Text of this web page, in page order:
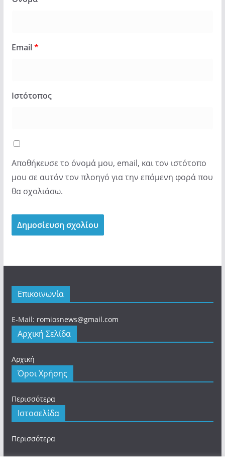
Email*
Ιστότοπος
Αποθήκευσε το όνομά μου, email, και τον ιστότοπο
μου σε αυτόν τον πλοηγό για την επόμενη φορά που
θα σχολιάσω.
Επικοινωνία
E-Mail: romiosnews@gmail.com
Αρχική Σελίδα
Αρχική
Όροι Χρήσης
Περισσότερα
Ιστοσελίδα
Περισσότερα